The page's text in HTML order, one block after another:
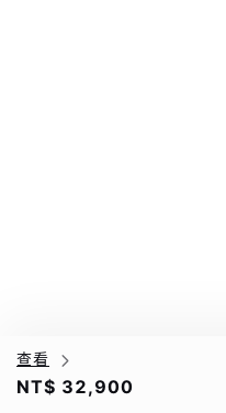
查看
NT$ 32,900